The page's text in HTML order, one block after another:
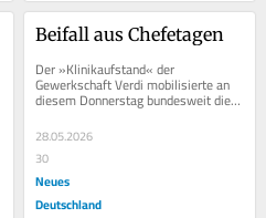
Beifall aus Chefetagen
Der »Klinikaufstand« der
Gewerkschaft Verdi mobilisierte an
diesem Donnerstag bundesweit die
Beschäftigten der Krankenhäuser. Es
geht um absehbare...
28.05.2026
30
Neues
Deutschland